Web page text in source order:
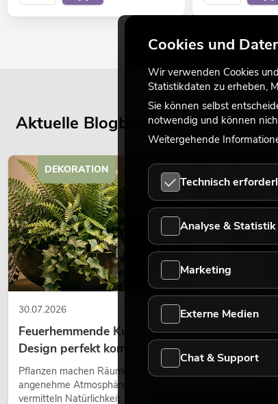
Aktuelle Blogbeiträge
30.07.2026
Feuerhemmende Kunstpflanzen: Sicherheit und
Design perfekt kombiniert
Pflanzen machen Räume lebendig. Sie schaffen eine
angenehme Atmosphäre, verbessern das Ambiente und
vermitteln Natürlichkeit. Ob in Hotels, Restaurants,
DEKORATION
Cookies und
Wir verwenden Cookies
Statistikdaten zu erheben,
Sie können selbst
notwendig und können
Weitergehende
Technisch
Analyse & Statistik
Marketing
Externe Medien
Chat & Support